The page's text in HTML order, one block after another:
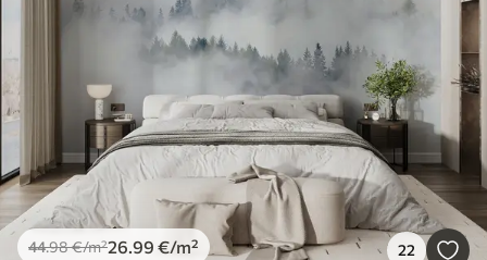
44.98€/m²26.99 €/m² 22